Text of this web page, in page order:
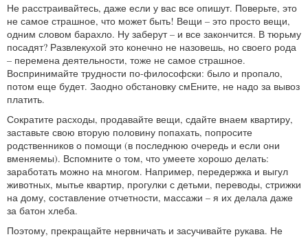
Не расстраивайтесь, даже если у вас все опишут. Поверьте, это
не самое страшное, что может быть! Вещи – это просто вещи,
одним словом барахло. Ну заберут – и все закончится. В тюрьму
посадят? Развлекухой это конечно не назовешь, но своего рода
– перемена деятельности, тоже не самое страшное.
Воспринимайте трудности по-философски: было и пропало,
потом еще будет. Заодно обстановку смЕните, не надо за вывоз
платить.
Сократите расходы, продавайте вещи, сдайте внаем квартиру,
заставьте свою вторую половину попахать, попросите
родственников о помощи (в последнюю очередь и если они
вменяемы). Вспомните о том, что умеете хорошо делать:
заработать можно на многом. Например, передержка и выгул
животных, мытье квартир, прогулки с детьми, переводы, стрижки
на дому, составление отчетности, массажи – я их делала даже
за батон хлеба.
Поэтому, прекращайте нервничать и засучивайте рукава. Не